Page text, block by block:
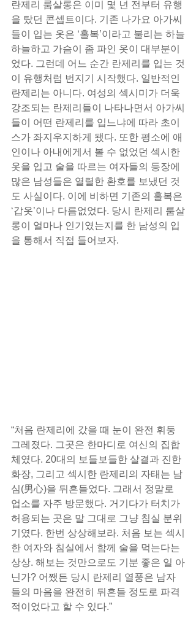
란제리 룸살롱은 이미 몇 년 전부터 유행
을 탔던 콘셉트이다. 기존 나가요 아가씨
들이 입는 옷은 ‘홀복’이라고 불리는 하늘
하늘하고 가슴이 좀 파인 옷이 대부분이
었다. 그런데 어느 순간 란제리를 입는 것
이 유행처럼 번지기 시작했다. 일반적인
란제리는 아니다. 여성의 섹시미가 더욱
강조되는 란제리들이 나타나면서 아가씨
들이 어떤 란제리를 입느냐에 따라 초이
스가 좌지우지하게 됐다. 또한 평소에 애
인이나 아내에게서 볼 수 없었던 섹시한
옷을 입고 술을 따르는 여자들의 등장에
많은 남성들은 열렬한 환호를 보냈던 것
도 사실이다. 이에 비하면 기존의 홀복은
‘갑옷’이나 다름없었다. 당시 란제리 룸살
롱이 얼마나 인기였는지를 한 남성의 입
을 통해서 직접 들어보자.
“처음 란제리에 갔을 때 눈이 완전 휘둥
그레졌다. 그곳은 한마디로 여신의 집합
체였다. 20대의 보들보들한 살결과 진한
화장, 그리고 섹시한 란제리의 자태는 남
심(男心)을 뒤흔들었다. 그래서 정말로
업소를 자주 방문했다. 거기다가 터치가
허용되는 곳은 말 그대로 그냥 침실 분위
기였다. 한번 상상해보라. 처음 보는 섹시
한 여자와 침실에서 함께 술을 먹는다는
상상. 해보는 것만으로도 기분 좋은 일 아
닌가? 어쨌든 당시 란제리 열풍은 남자
들의 마음을 완전히 뒤흔들 정도로 파격
적이었다고 할 수 있다.”